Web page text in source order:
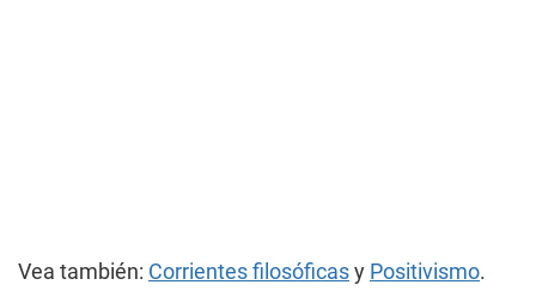
Vea también: Corrientes filosóficas y Positivismo.